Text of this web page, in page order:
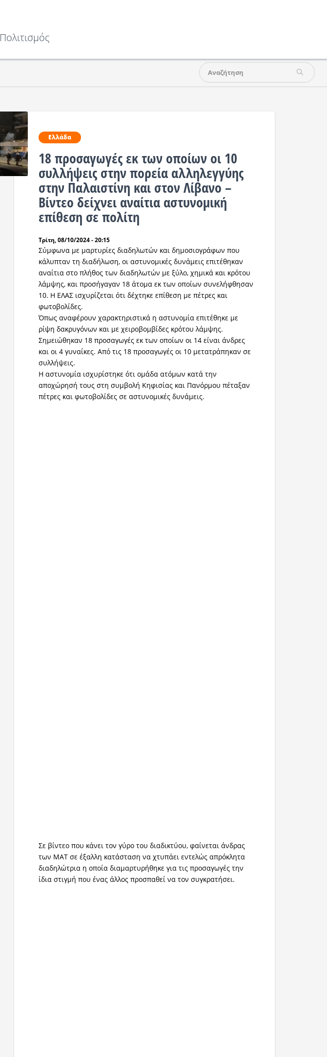
Πολιτισμός
Ελλάδα
18 προσαγωγές εκ των οποίων οι 10
συλλήψεις στην πορεία αλληλεγγύης
στην Παλαιστίνη και στον Λίβανο –
Βίντεο δείχνει αναίτια αστυνομική
επίθεση σε πολίτη
Τρίτη, 08/10/2024 - 20:15
Σύμφωνα με μαρτυρίες διαδηλωτών και δημοσιογράφων που
κάλυπταν τη διαδήλωση, οι αστυνομικές δυνάμεις επιτέθηκαν
αναίτια στο πλήθος των διαδηλωτών με ξύλο, χημικά και κρότου
λάμψης, και προσήγαγαν 18 άτομα εκ των οποίων συνελήφθησαν
10. Η ΕΛΑΣ ισχυρίζεται ότι δέχτηκε επίθεση με πέτρες και
φωτοβολίδες.
Όπως αναφέρουν χαρακτηριστικά η αστυνομία επιτέθηκε με
ρίψη δακρυγόνων και με χειροβομβίδες κρότου λάμψης.
Σημειώθηκαν 18 προσαγωγές εκ των οποίων οι 14 είναι άνδρες
και οι 4 γυναίκες. Από τις 18 προσαγωγές οι 10 μετατράπηκαν σε
συλλήψεις.
Η αστυνομία ισχυρίστηκε ότι ομάδα ατόμων κατά την
αποχώρησή τους στη συμβολή Κηφισίας και Πανόρμου πέταξαν
πέτρες και φωτοβολίδες σε αστυνομικές δυνάμεις.
Σε βίντεο που κάνει τον γύρο του διαδικτύου, φαίνεται άνδρας
των ΜΑΤ σε έξαλλη κατάσταση να χτυπάει εντελώς απρόκλητα
διαδηλώτρια η οποία διαμαρτυρήθηκε για τις προσαγωγές την
ίδια στιγμή που ένας άλλος προσπαθεί να τον συγκρατήσει.